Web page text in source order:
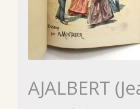
AJALBERT